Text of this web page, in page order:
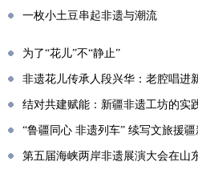
一枚小土豆串起非遗与潮流
为了“花儿”不“静止”
非遗花儿传承人段兴华：老腔唱进
结对共建赋能：新疆非遗工坊的实
“鲁疆同心 非遗列车” 续写文旅援
第五届海峡两岸非遗展演大会在山